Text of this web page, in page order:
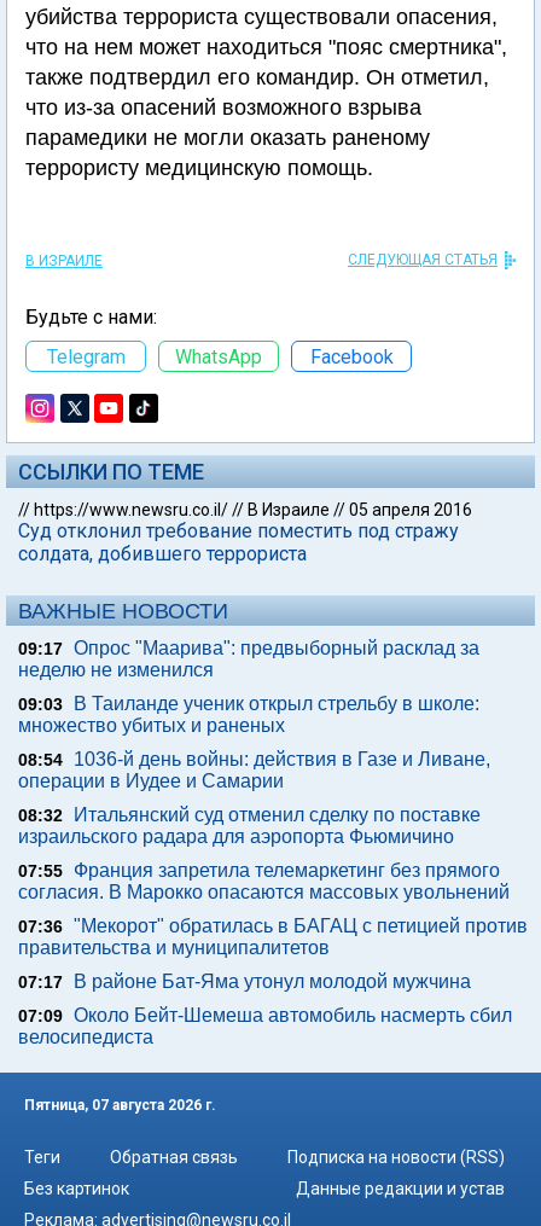
убийства террориста существовали опасения,
что на нем может находиться "пояс смертника",
также подтвердил его командир. Он отметил,
что из-за опасений возможного взрыва
парамедики не могли оказать раненому
террористу медицинскую помощь.
В ИЗРАИЛЕ СЛЕДУЮЩАЯ СТАТЬЯ
Будьте с нами:
Telegram
WhatsApp Facebook
ССЫЛКИ ПО ТЕМЕ
// https://www.newsru.co.il/// В Израиле //05 апреля 2016
Суд отклонил требование поместить под стражу
солдата, добившего террориста
ВАЖНЫЕ НОВОСТИ
09:17 Опрос "Mаарива": предвыборный расклад за
неделю не изменился
09:03
В Таиланде ученик открыл стрельбу в школе:
множество убитых и раненых
08:54
1036-й день войны: действия в Газе и Ливане,
операции в Иудее и Самарии
08:32
Итальянский суд отменил сделку по поставке
израильского радара для аэропорта Фьюмичино
07:55
Франция запретила телемаркетинг без прямого
согласия. В Марокко опасаются массовых увольнений
07:36 "Мекорот" обратилась в БАГАЦ с петицией против
правительства и муниципалитетов
07:17 В районе Бат-Яма утонул молодой мужчина
07:09 Около Бейт-Шемеша автомобиль насмерть сбил
велосипедиста
Пятница, 07 августа 2026 г.
Теги Обратная связь
Подписка на новости (RSS)
Без картинок
Данные редакции и устав
Реклама: advertising@newsru.co.il